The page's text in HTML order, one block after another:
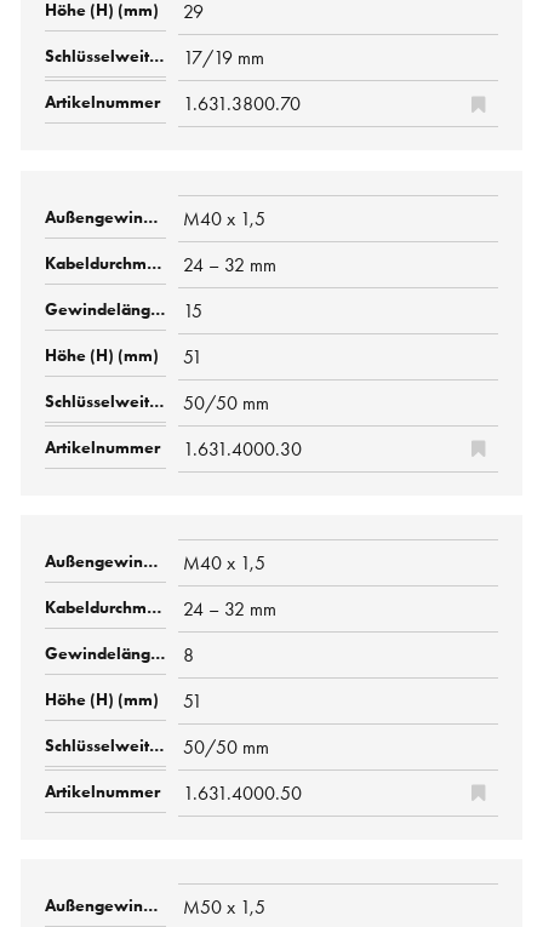
29
17/19 mm
1.631.3800.70
M40 x 1,5
24 – 32 mm
15
51
50/50 mm
1.631.4000.30
M40 x 1,5
24 – 32 mm
8
51
50/50 mm
1.631.4000.50
M50 x 1,5